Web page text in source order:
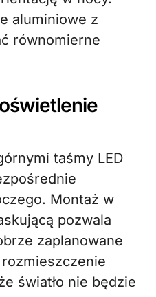
aluminiowe z
równomierne
taśmy LED
Montaż w
pozwala
zaplanowane
światło nie będzie